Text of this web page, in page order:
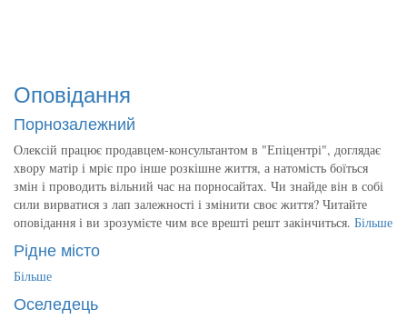
Оповідання
Порнозалежний
Олексій працює продавцем-консультантом в "Епіцентрі", доглядає
хвору матір і мріє про інше розкішне життя, а натомість боїться
змін і проводить вільний час на порносайтах. Чи знайде він в собі
сили вирватися з лап залежності і змінити своє життя? Читайте
оповідання і ви зрозумієте чим все врешті решт закінчиться. Більше
Рідне місто
Більше
Оселедець